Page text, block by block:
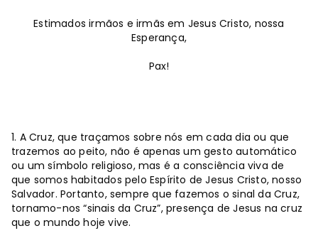
Estimados irmãos e irmãs em Jesus Cristo, nossa
Esperança,
Pax!
1. A Cruz, que traçamos sobre nós em cada dia ou que
trazemos ao peito, não é apenas um gesto automático
ou um símbolo religioso, mas é a consciência viva de
que somos habitados pelo Espírito de Jesus Cristo, nosso
Salvador. Portanto, sempre que fazemos o sinal da Cruz,
tornamo-nos “sinais da Cruz”, presença de Jesus na cruz
que o mundo hoje vive.